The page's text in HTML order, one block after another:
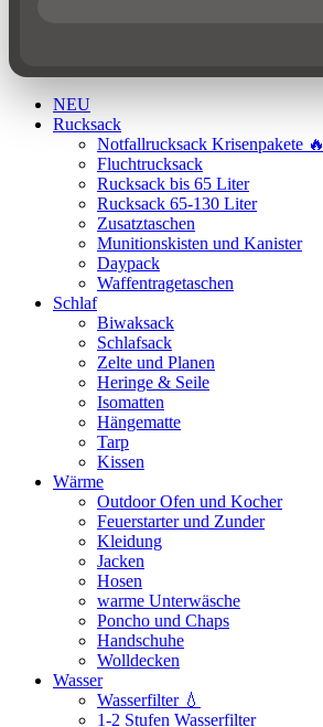
NEU
Rucksack
Notfallrucksack Krisenpakete 🔥
Fluchtrucksack
Rucksack bis 65 Liter
Rucksack 65-130 Liter
Zusatztaschen
Munitionskisten und Kanister
Daypack
Waffentragetaschen
Schlaf
Biwaksack
Schlafsack
Zelte und Planen
Heringe & Seile
Isomatten
Hängematte
Tarp
Kissen
Wärme
Outdoor Ofen und Kocher
Feuerstarter und Zunder
Kleidung
Jacken
Hosen
warme Unterwäsche
Poncho und Chaps
Handschuhe
Wolldecken
Wasser
Wasserfilter 💧
1-2 Stufen Wasserfilter